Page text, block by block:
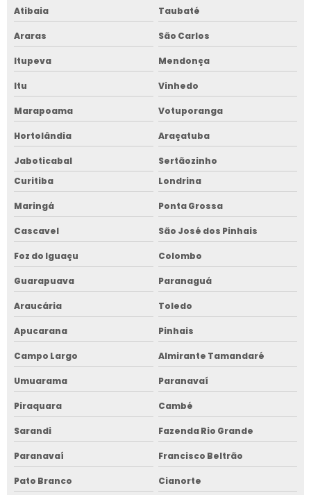
Atibaia Taubaté
Araras São Carlos
Itupeva Mendonça
Itu Vinhedo
Marapoama Votuporanga
Hortolândia Araçatuba
Jaboticabal
Sertãozinho
Curitiba
Londrina
Maringá Ponta Grossa
Cascavel São José dos Pinhais
Foz do Iguaçu Colombo
Guarapuava Paranaguá
Araucária Toledo
Apucarana Pinhais
Campo Largo Almirante Tamandaré
Umuarama Paranavaí
Piraquara Cambé
Sarandi Fazenda Rio Grande
Paranavaí Francisco Beltrão
Pato Branco Cianorte